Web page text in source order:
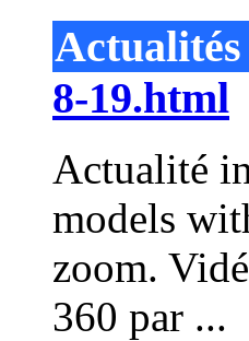
8-19.html
Actualité
models
zoom.
360 par ...